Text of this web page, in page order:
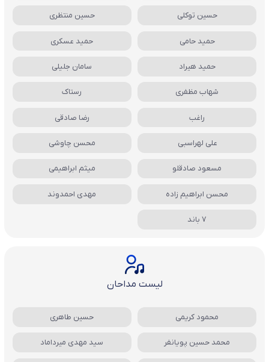
حسین توکلی حسین منتظری
حمید حامی حمید عسکری
حمید هیراد سامان جلیلی
شهاب مظفری رستاک
راغب رضا صادقی
علی لهراسبی محسن چاوشی
مسعود صادقلو میثم ابراهیمی
محسن ابراهیم زاده مهدی احمدوند
7 باند
لیست مداحان
محمود کریمی حسین طاهری
محمد حسین پویانفر سید مهدی میرداماد